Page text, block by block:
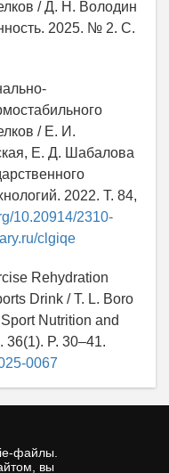
файлы.
вы
/ Д. Н. Володин
2025. № 2. С.
/ Е. И.
Е. Д. Шабалова
2022. Т. 84,
10.20914/2310-
clgiqe
Rehydration
Drink / T. L. Boro
Nutrition and
36(1). P. 30–41.
0067